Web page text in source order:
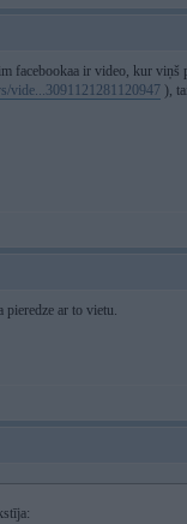
facebookaa ir video, kur
vide...3091121281120947 ),
ar to vietu.